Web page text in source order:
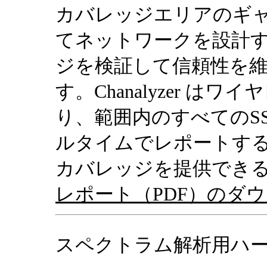
カバレッジエリアのギ
てネットワークを設計
ジを検証して信頼性を
す。Chanalyzer はワイ
り、範囲内のすべての
ルタイムでレポートす
カバレッジを提供でき
レポート（PDF）のダ
スペクトラム解析用ハ